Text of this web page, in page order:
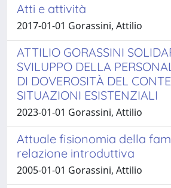
Atti e attività
2017-01-01 Gorassini, Attilio
ATTILIO GORASSINI
SVILUPPO DELLA
DI DOVEROSITÀ DEL
SITUAZIONI ESISTENZIALI
2023-01-01 Gorassini, Attilio
Attuale fisionomia della
relazione introduttiva
2005-01-01 Gorassini, Attilio